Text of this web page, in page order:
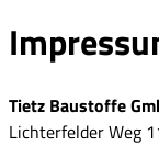
Tietz Baustoffe
Lichterfelder Weg